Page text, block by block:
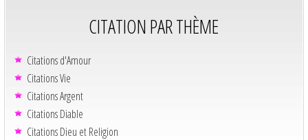
CITATION PAR THÈME
Citations d'Amour
Citations Vie
Citations Argent
Citations Diable
Citations Dieu et Religion